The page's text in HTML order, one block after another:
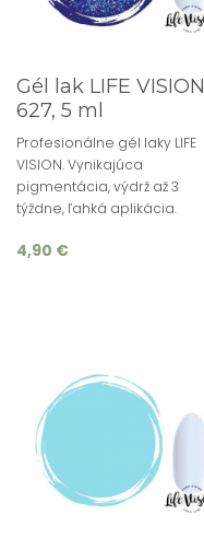
Gél lak LIFE VISION
627, 5 ml
Profesionálne gél laky LIFE
VISION. Vynikajúca
pigmentácia, výdrž až 3
týždne, ľahká aplikácia.
4,90 €